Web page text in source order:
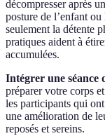
décompresser après
posture de l’enfant
seulement la détente
pratiques aident à
accumulées.
Intégrer une séance
préparer votre corps
les participants qui
une amélioration de
reposés et sereins.